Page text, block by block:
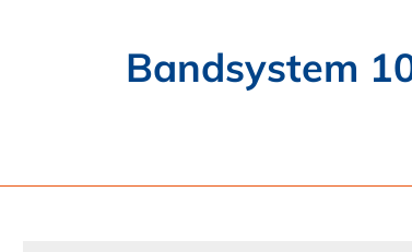
Bandsystem